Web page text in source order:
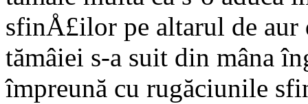
sfinÅ£ilor pe altarul de
tămâiei s-a suit din mâna
împreună cu rugăciunile